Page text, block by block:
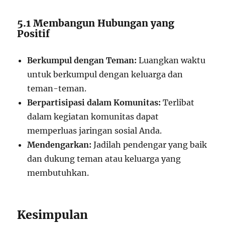
5.1 Membangun Hubungan yang
Positif
Berkumpul dengan Teman: Luangkan waktu
untuk berkumpul dengan keluarga dan
teman-teman.
Berpartisipasi dalam Komunitas: Terlibat
dalam kegiatan komunitas dapat
memperluas jaringan sosial Anda.
Mendengarkan: Jadilah pendengar yang baik
dan dukung teman atau keluarga yang
membutuhkan.
Kesimpulan